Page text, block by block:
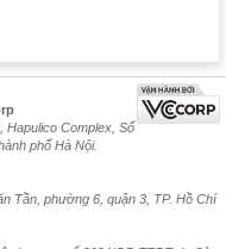
Hapulico Complex, Số
phố Hà Nội.
Tần, phường 6, quận 3, TP. Hồ Chí